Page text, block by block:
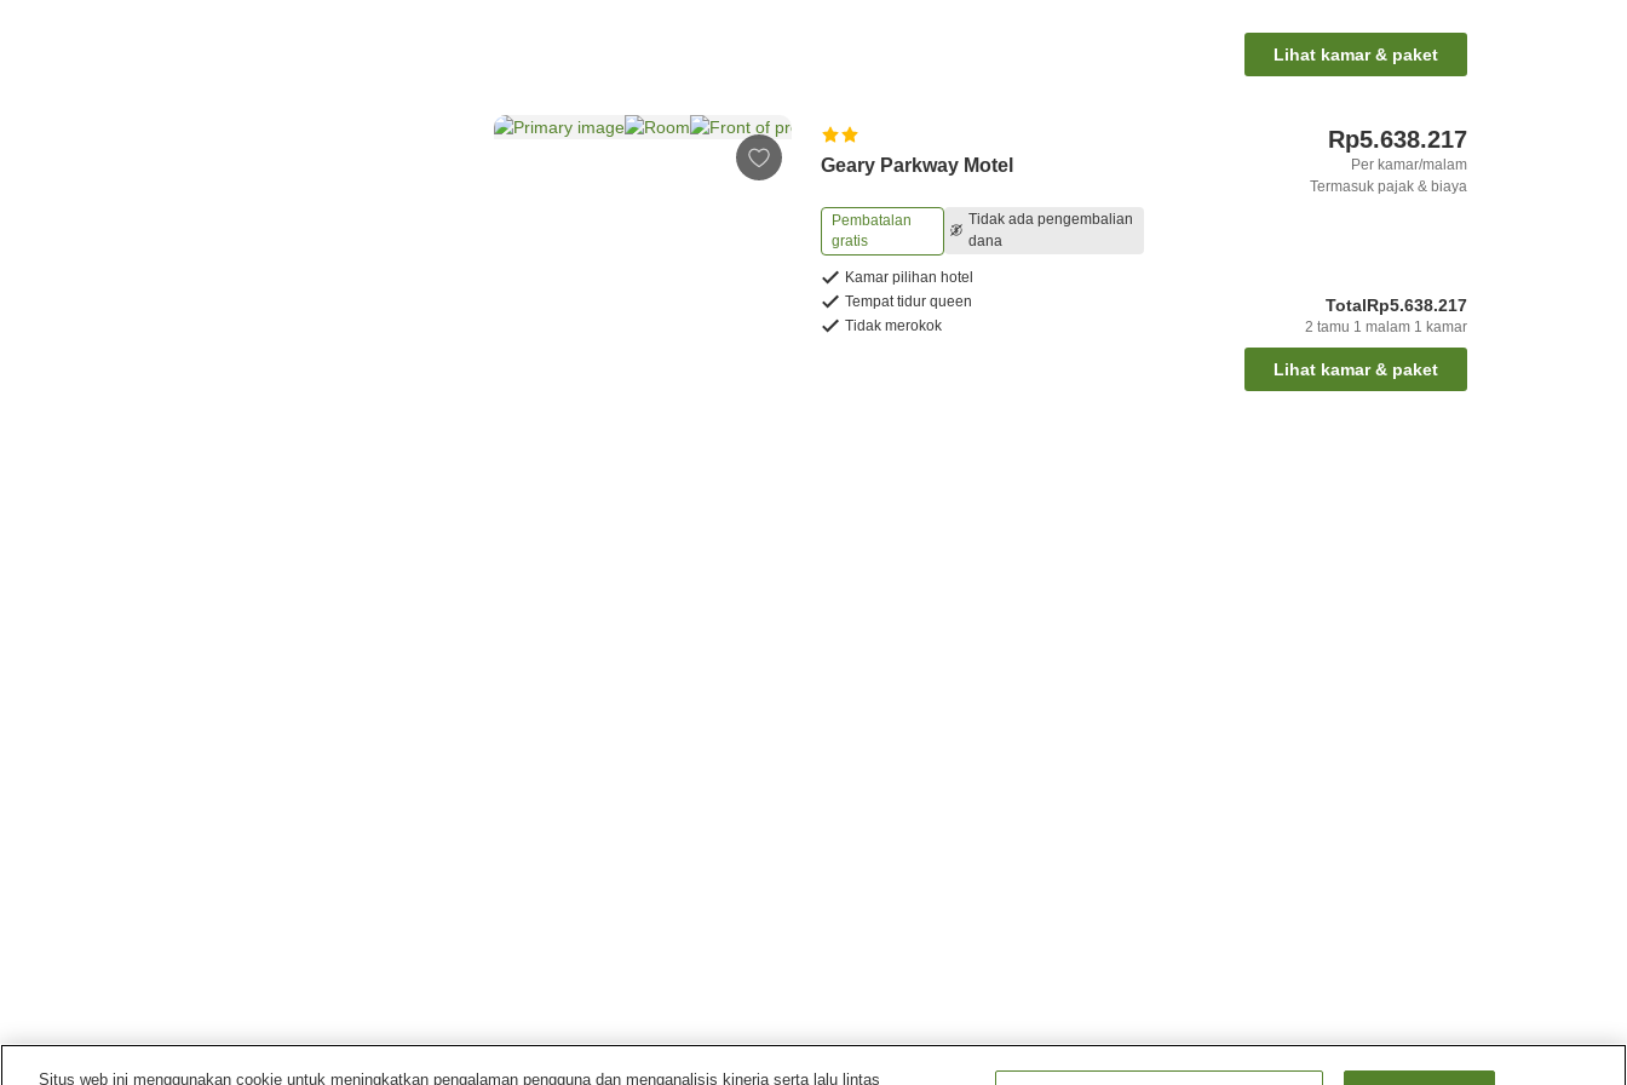
Lihat kamar & paket
Geary Parkway Motel
Pembatalan
gratis
Tidak ada pengembalian
dana
Kamar pilihan hotel
Tempat tidur queen
Tidak merokok
Rp5.638.217
Per kamar/malam
Termasuk pajak & biaya
TotalRp5.638.217
2 tamu 1 malam 1 kamar
Lihat kamar & paket
Situs web ini menggunakan cookie untuk meningkatkan pengalaman pengguna dan menganalisis kinerja serta lalu lintas